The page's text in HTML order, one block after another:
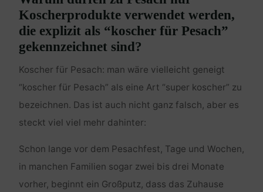
Koscherprodukte verwendet werden,
die explizit als “koscher für Pesach”
gekennzeichnet sind?
Koscher für Pesach: man wäre vielleicht geneigt
“koscher für Pesach” als eine Art “super koscher” zu
bezeichnen. Das ist auch nicht ganz falsch, aber es
steckt viel viel mehr dahinter:
Schon lange vor dem Pesachfest, Tage und Wochen,
in manchen Familien sogar zwei bis drei Monate
vorher, beginnt ein Großputz, dass das Zuhause